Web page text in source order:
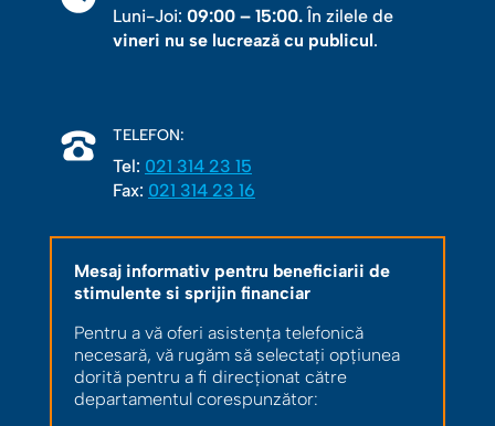
Luni-Joi: 09:00 – 15:00.În zilele de
vineri nu se lucrează cu publicul.
TELEFON:
Tel: 021 314 23 15
Fax: 021 314 23 16
Mesaj informativ pentru beneficiarii de
stimulente si sprijin financiar
Pentru a vă oferi asistența telefonică
necesară, vă rugăm să selectați opțiunea
dorită pentru a fi direcționat către
departamentul corespunzător: